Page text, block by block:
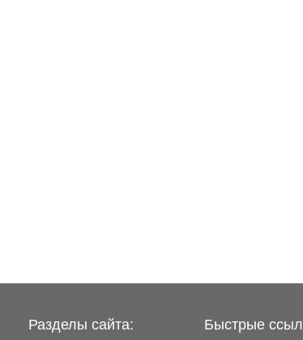
Разделы сайта: Быстрые